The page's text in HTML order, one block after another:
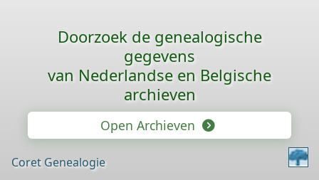
Doorzoek de genealogische
gegevens
van Nederlandse en Belgische
archieven
Open Archieven
Coret Genealogie